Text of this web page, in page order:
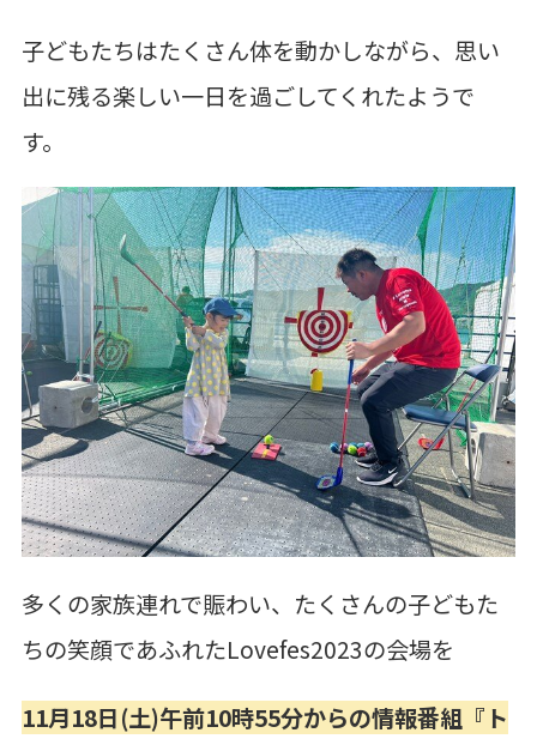
子どもたちはたくさん体を動かしながら、思い
出に残る楽しい一日を過ごしてくれたようで
す。
多くの家族連れで賑わい、たくさんの子どもた
ちの笑顔であふれたLovefes2023の会場を
11月18日(土)午前10時55分からの情報番組『ト